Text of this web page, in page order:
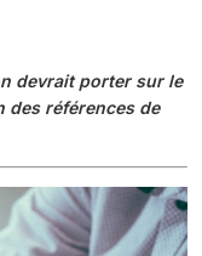
devrait porter sur le
des références de